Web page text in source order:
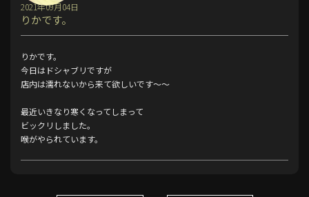
りかです。
2021年09月04日
りかです。
今日はドシャブリですが
店内は濡れないから来て欲しいです〜〜
最近いきなり寒くなってしまって
ビックリしました。
喉がやられています。